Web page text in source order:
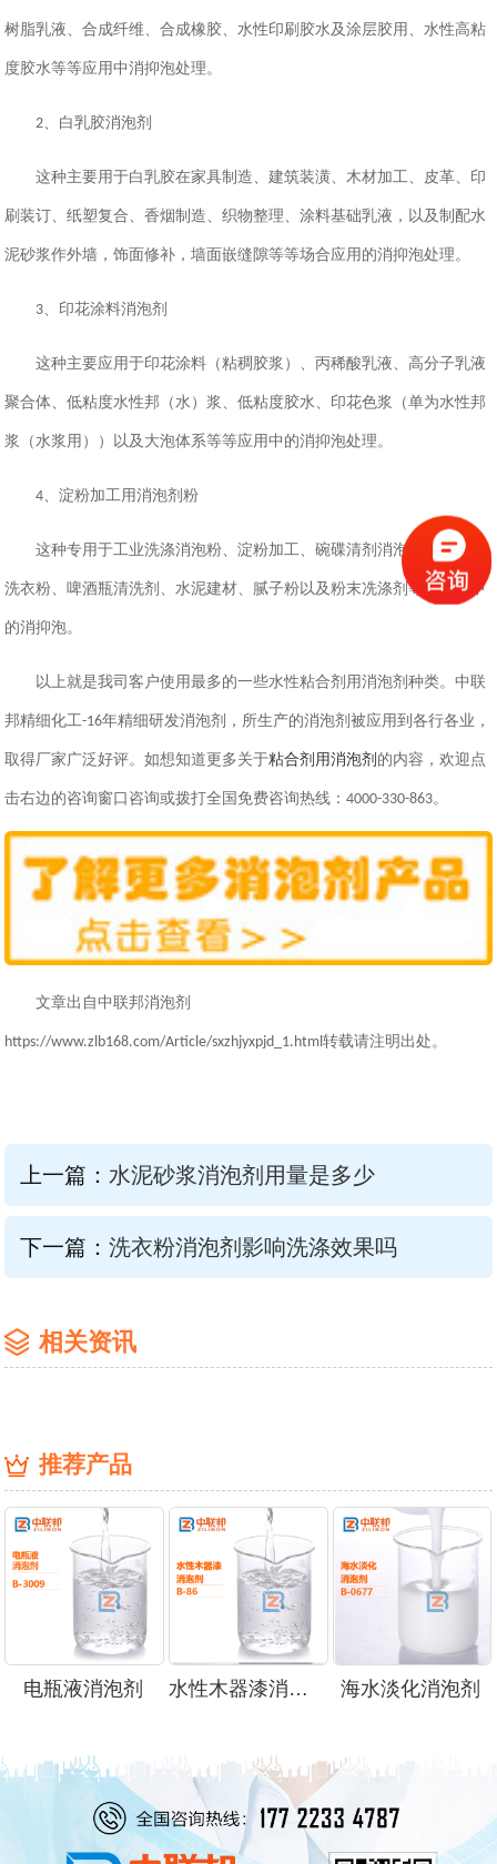
树脂乳液、合成纤维、合成橡胶、水性印刷胶水及涂层胶用、水性高粘
度胶水等等应用中消抑泡处理。
2 、白乳胶消泡剂
这种主要用于白乳胶在家具制造、建筑装潢、木材加工、皮革、印
刷装订、纸塑复合、香烟制造、织物整理、涂料基础乳液，以及制配水
泥砂浆作外墙，饰面修补，墙面嵌缝隙等等场合应用的消抑泡处理。
3 、印花涂料消泡剂
这种主要应用于印花涂料（粘稠胶浆）、丙稀酸乳液、高分子乳液
聚合体、低粘度水性邦（水）浆、低粘度胶水、印花色浆（单为水性邦
浆（水浆用））以及大泡体系等等应用中的消抑泡处理。
4 、淀粉加工用消泡剂粉
这种专用于工业洗涤消泡粉、淀粉加工、碗碟清剂消泡粉、涂料、
洗衣粉、啤酒瓶清洗剂、水泥建材、腻子粉以及粉末冼涤剂等等应用中
的消抑泡。
以上就是我司客户使用最多的一些水性粘合剂用消泡剂种类。中联
邦精细化工-16年精细研发消泡剂，所生产的消泡剂被应用到各行各业，
取得厂家广泛好评。如想知道更多关于粘合剂用消泡剂 的内容，欢迎点
击右边的咨询窗口咨询或拨打全国免费咨询热线：4000-330-863。
文章出自中联邦消泡剂
https://www.zlb168.com/Article/sxzhjyxpjd_1.html转载请注明出处。
上一篇： 水泥砂浆消泡剂用量是多少
下一篇： 洗衣粉消泡剂影响洗涤效果吗
相关资讯
推荐产品
电瓶液消泡剂 水性木器漆消泡剂 海水淡化消泡剂